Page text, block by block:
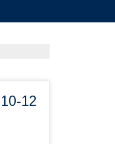
12